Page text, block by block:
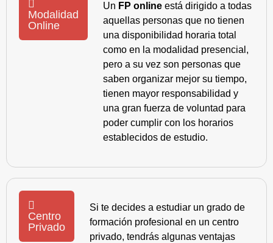
Modalidad
Online
Un FP online está dirigido a todas
aquellas personas que no tienen
una disponibilidad horaria total
como en la modalidad presencial,
pero a su vez son personas que
saben organizar mejor su tiempo,
tienen mayor responsabilidad y
una gran fuerza de voluntad para
poder cumplir con los horarios
establecidos de estudio.
Centro
Privado
Si te decides a estudiar un grado de
formación profesional en un centro
privado, tendrás algunas ventajas